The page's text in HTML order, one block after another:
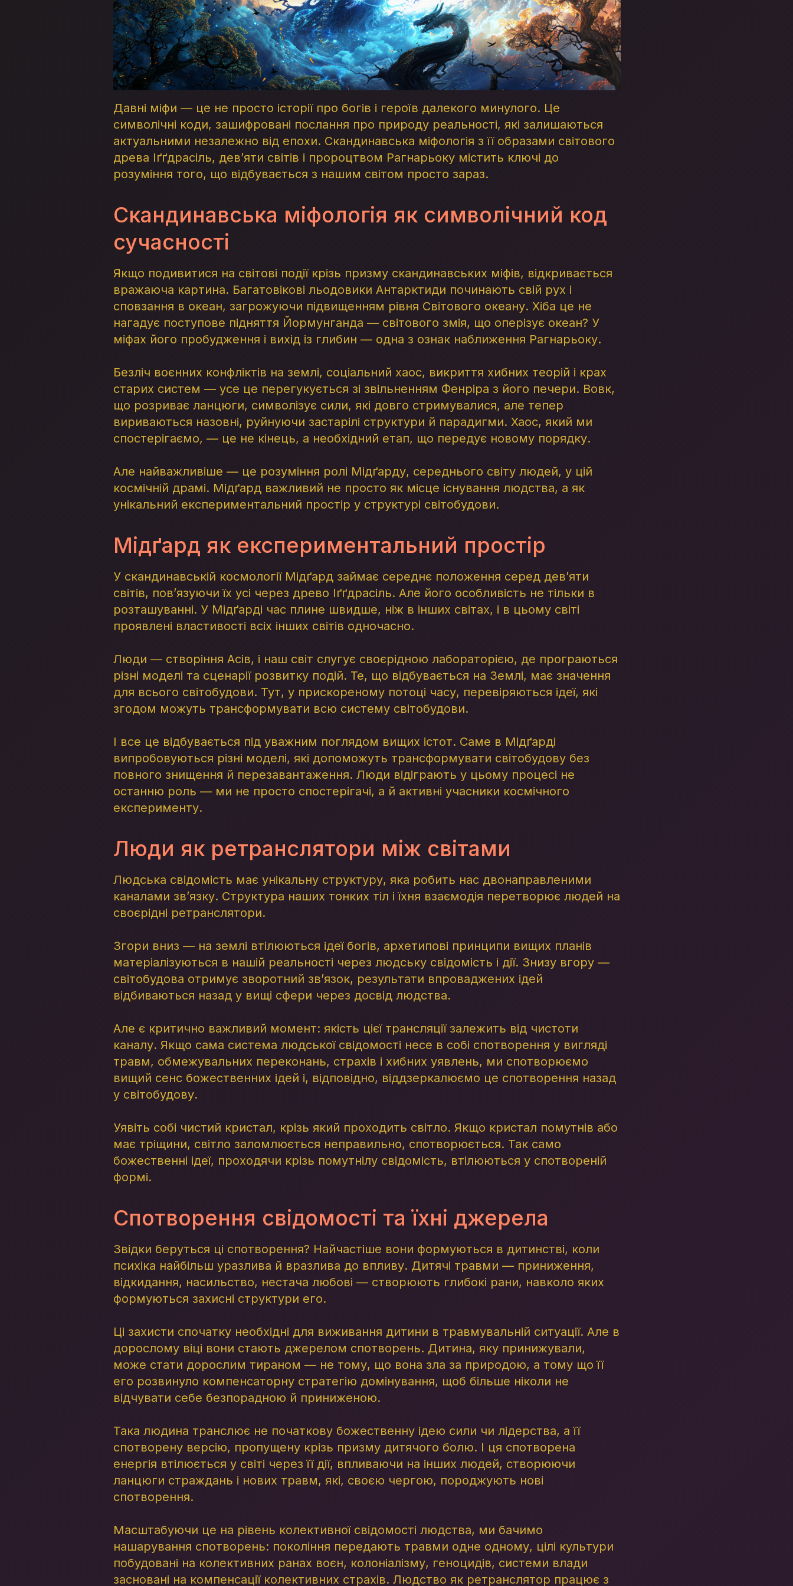
Давні міфи — це не просто історії про богів і героїв далекого минулого. Це
символічні коди, зашифровані послання про природу реальності, які залишаються
актуальними незалежно від епохи. Скандинавська міфологія з її образами світового
древа Іґґдрасіль, дев’яти світів і пророцтвом Рагнарьоку містить ключі до
розуміння того, що відбувається з нашим світом просто зараз.
Скандинавська міфологія як символічний код
сучасності
Якщо подивитися на світові події крізь призму скандинавських міфів, відкривається
вражаюча картина. Багатовікові льодовики Антарктиди починають свій рух і
сповзання в океан, загрожуючи підвищенням рівня Світового океану. Хіба це не
нагадує поступове підняття Йормунганда — світового змія, що оперізує океан? У
міфах його пробудження і вихід із глибин — одна з ознак наближення Рагнарьоку.
Безліч воєнних конфліктів на землі, соціальний хаос, викриття хибних теорій і крах
старих систем — усе це перегукується зі звільненням Фенріра з його печери. Вовк,
що розриває ланцюги, символізує сили, які довго стримувалися, але тепер
вириваються назовні, руйнуючи застарілі структури й парадигми. Хаос, який ми
спостерігаємо, — це не кінець, а необхідний етап, що передує новому порядку.
Але найважливіше — це розуміння ролі Мідґарду, середнього світу людей, у цій
космічній драмі. Мідґард важливий не просто як місце існування людства, а як
унікальний експериментальний простір у структурі світобудови.
Мідґард як експериментальний простір
У скандинавській космології Мідґард займає середнє положення серед дев’яти
світів, пов’язуючи їх усі через древо Іґґдрасіль. Але його особливість не тільки в
розташуванні. У Мідґарді час плине швидше, ніж в інших світах, і в цьому світі
проявлені властивості всіх інших світів одночасно.
Люди — створіння Асів, і наш світ слугує своєрідною лабораторією, де програються
різні моделі та сценарії розвитку подій. Те, що відбувається на Землі, має значення
для всього світобудови. Тут, у прискореному потоці часу, перевіряються ідеї, які
згодом можуть трансформувати всю систему світобудови.
І все це відбувається під уважним поглядом вищих істот. Саме в Мідґарді
випробовуються різні моделі, які допоможуть трансформувати світобудову без
повного знищення й перезавантаження. Люди відіграють у цьому процесі не
останню роль — ми не просто спостерігачі, а й активні учасники космічного
експерименту.
Люди як ретранслятори між світами
Людська свідомість має унікальну структуру, яка робить нас двонаправленими
каналами зв’язку. Структура наших тонких тіл і їхня взаємодія перетворює людей на
своєрідні ретранслятори.
Згори вниз — на землі втілюються ідеї богів, архетипові принципи вищих планів
матеріалізуються в нашій реальності через людську свідомість і дії. Знизу вгору —
світобудова отримує зворотний зв’язок, результати впроваджених ідей
відбиваються назад у вищі сфери через досвід людства.
Але є критично важливий момент: якість цієї трансляції залежить від чистоти
каналу. Якщо сама система людської свідомості несе в собі спотворення у вигляді
травм, обмежувальних переконань, страхів і хибних уявлень, ми спотворюємо
вищий сенс божественних ідей і, відповідно, віддзеркалюємо це спотворення назад
у світобудову.
Уявіть собі чистий кристал, крізь який проходить світло. Якщо кристал помутнів або
має тріщини, світло заломлюється неправильно, спотворюється. Так само
божественні ідеї, проходячи крізь помутнілу свідомість, втілюються у спотвореній
формі.
Спотворення свідомості та їхні джерела
Звідки беруться ці спотворення? Найчастіше вони формуються в дитинстві, коли
психіка найбільш уразлива й вразлива до впливу. Дитячі травми — приниження,
відкидання, насильство, нестача любові — створюють глибокі рани, навколо яких
формуються захисні структури его.
Ці захисти спочатку необхідні для виживання дитини в травмувальній ситуації. Але в
дорослому віці вони стають джерелом спотворень. Дитина, яку принижували,
може стати дорослим тираном — не тому, що вона зла за природою, а тому що її
его розвинуло компенсаторну стратегію домінування, щоб більше ніколи не
відчувати себе безпорадною й приниженою.
Така людина транслює не початкову божественну ідею сили чи лідерства, а її
спотворену версію, пропущену крізь призму дитячого болю. І ця спотворена
енергія втілюється у світі через її дії, впливаючи на інших людей, створюючи
ланцюги страждань і нових травм, які, своєю чергою, породжують нові
спотворення.
Масштабуючи це на рівень колективної свідомості людства, ми бачимо
нашарування спотворень: покоління передають травми одне одному, цілі культури
побудовані на колективних ранах воєн, колоніалізму, геноцидів, системи влади
засновані на компенсації колективних страхів. Людство як ретранслятор працює з